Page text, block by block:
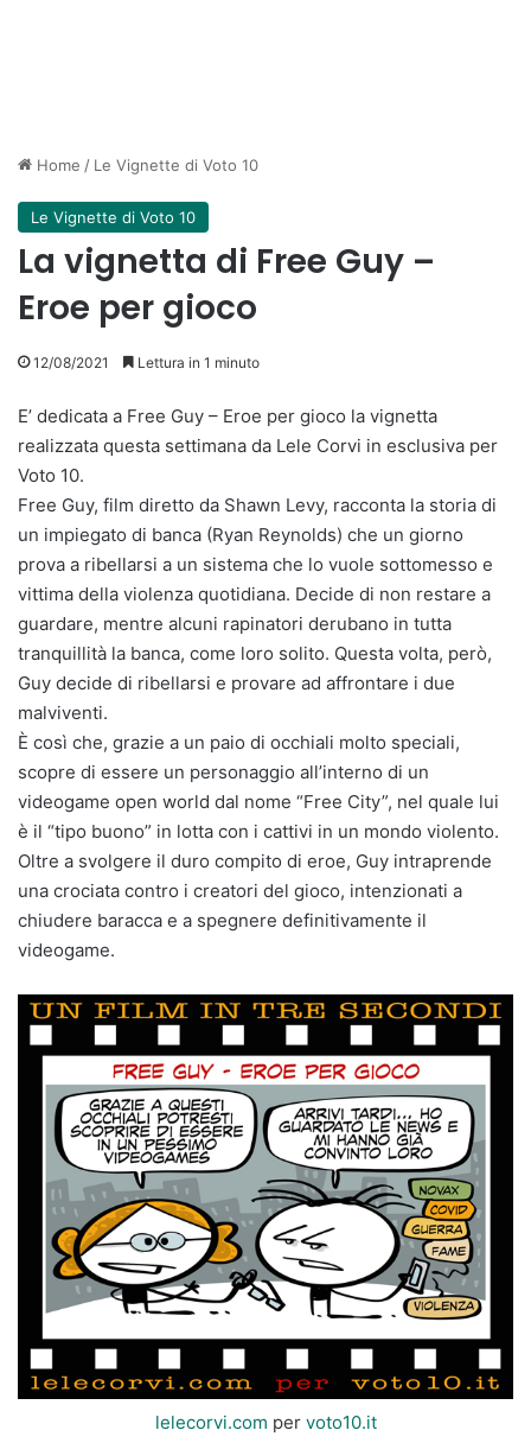
Home / Le Vignette di Voto 10
Le Vignette di Voto 10
La vignetta di Free Guy –
Eroe per gioco
12/08/2021 Lettura in 1 minuto
E’ dedicata a Free Guy – Eroe per gioco la vignetta
realizzata questa settimana da Lele Corvi in esclusiva per
Voto 10.
Free Guy, film diretto da Shawn Levy, racconta la storia di
un impiegato di banca (Ryan Reynolds) che un giorno
prova a ribellarsi a un sistema che lo vuole sottomesso e
vittima della violenza quotidiana. Decide di non restare a
guardare, mentre alcuni rapinatori derubano in tutta
tranquillità la banca, come loro solito. Questa volta, però,
Guy decide di ribellarsi e provare ad affrontare i due
malviventi.
È così che, grazie a un paio di occhiali molto speciali,
scopre di essere un personaggio all’interno di un
videogame open world dal nome “Free City”, nel quale lui
è il “tipo buono” in lotta con i cattivi in un mondo violento.
Oltre a svolgere il duro compito di eroe, Guy intraprende
una crociata contro i creatori del gioco, intenzionati a
chiudere baracca e a spegnere definitivamente il
videogame.
lelecorvi.com per voto10.it